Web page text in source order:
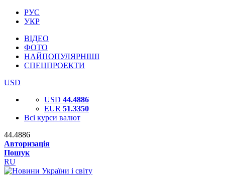
РУС
УКР
ВІДЕО
ФОТО
НАЙПОПУЛЯРНІШІ
СПЕЦПРОЕКТИ
USD
USD 44.4886
EUR 51.3350
Всі курси валют
44.4886
Авторизація
Пошук
RU